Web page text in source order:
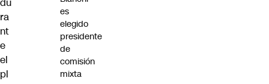
ra
nt
e
el
pl
es
elegido
presidente
de
comisión
mixta